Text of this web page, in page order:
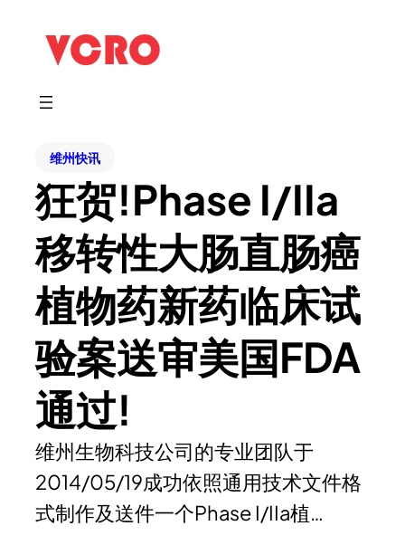
维州快讯
狂贺!Phase I/IIa
移转性大肠直肠癌
植物药新药临床试
验案送审美国FDA
通过!
维州生物科技公司的专业团队于
2014/05/19成功依照通用技术文件格
式制作及送件一个Phase I/IIa植…